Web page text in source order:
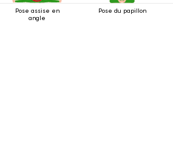
Pose assise en
angle
Pose du papillon